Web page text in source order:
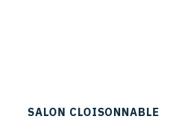
SALON CLOISONNABLE